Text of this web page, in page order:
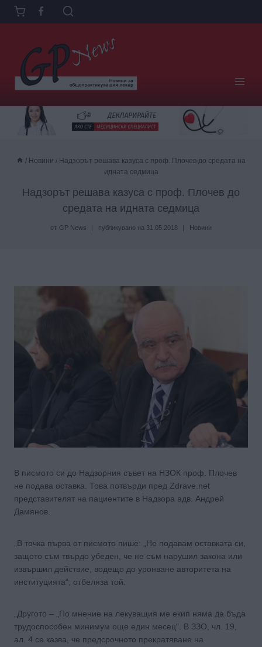
Към
съдържанието
/ Новини / Надзорът решава казуса с проф. Плочев до средата на
идната седмица
Надзорът решава казуса с проф. Плочев до
средата на идната седмица
от GP News публикувано на 31.05.2018 Новини
В писмото си до Надзорния съвет на НЗОК проф. Плочев
не подава оставка. Това потвърди пред Zdrave.net
представителят на пациентите в Надзора адв. Андрей
Дамянов.
„В точка първа от писмото пише: „Не подавам оставката си,
защото съм твърдо убеден, че не съм нарушил закона или
извършил действие, водещо до уронване авторитета на
институцията“, отбеляза той.
„Другото – „По мнение на лекуващия ме екип няма да бъда
трудоспособен минимум още един месец“. В ЗЗО, чл. 19,
ал. 4 се казва, че предсрочното прекратяване на